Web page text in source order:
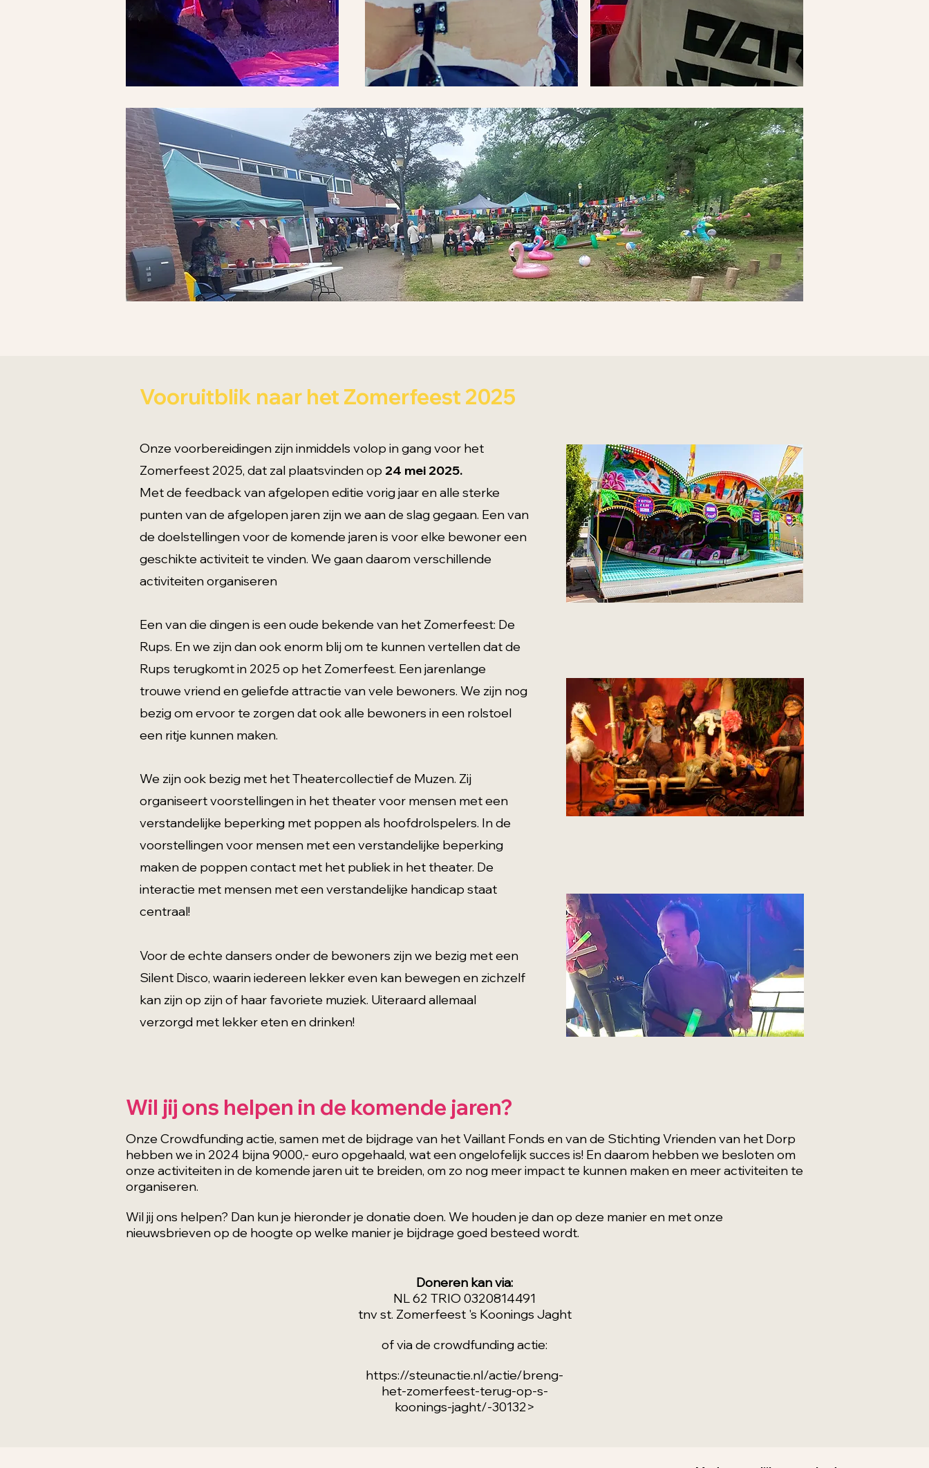
Vooruitblik naar het Zomerfeest 2025
Onze voorbereidingen zijn inmiddels volop in gang voor het
Zomerfeest 2025, dat zal plaatsvinden op 24 mei 2025.
Met de feedback van afgelopen editie vorig jaar en alle sterke
punten van de afgelopen jaren zijn we aan de slag gegaan. Een van
de doelstellingen voor de komende jaren is voor elke bewoner een
geschikte activiteit te vinden. We gaan daarom verschillende
activiteiten organiseren
Een van die dingen is een oude bekende van het Zomerfeest: De
Rups. En we zijn dan ook enorm blij om te kunnen vertellen dat de
Rups terugkomt in 2025 op het Zomerfeest. Een jarenlange
trouwe vriend en geliefde attractie van vele bewoners. We zijn nog
bezig om ervoor te zorgen dat ook alle bewoners in een rolstoel
een ritje kunnen maken.
We zijn ook bezig met het Theatercollectief de Muzen. Zij
organiseert voorstellingen in het theater voor mensen met een
verstandelijke beperking met poppen als hoofdrolspelers. In de
voorstellingen voor mensen met een verstandelijke beperking
maken de poppen contact met het publiek in het theater. De
interactie met mensen met een verstandelijke handicap staat
centraal!
Voor de echte dansers onder de bewoners zijn we bezig met een
Silent Disco, waarin iedereen lekker even kan bewegen en zichzelf
kan zijn op zijn of haar favoriete muziek. Uiteraard allemaal
verzorgd met lekker eten en drinken!
Wil jij ons helpen in de komende jaren?
Onze Crowdfunding actie, samen met de bijdrage van het Vaillant Fonds en van de Stichting Vrienden van het Dorp
hebben we in 2024 bijna 9000,- euro opgehaald, wat een ongelofelijk succes is! En daarom hebben we besloten om
onze activiteiten in de komende jaren uit te breiden, om zo nog meer impact te kunnen maken en meer activiteiten te
organiseren.
Wil jij ons helpen? Dan kun je hieronder je donatie doen. We houden je dan op deze manier en met onze
nieuwsbrieven op de hoogte op welke manier je bijdrage goed besteed wordt.
Doneren kan via:
NL 62 TRIO 0320814491
tnv st. Zomerfeest 's Koonings Jaght
of via de crowdfunding actie:
https://steunactie.nl/actie/breng-
het-zomerfeest-terug-op-s-
koonings-jaght/-30132>